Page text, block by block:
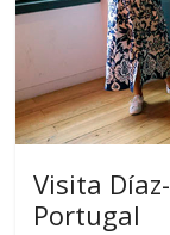
Visita
Portugal